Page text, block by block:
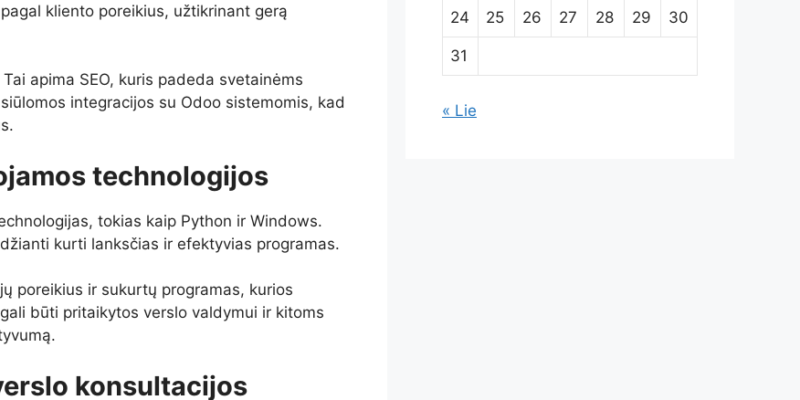
kliento poreikius, užtikrinant gerą
apima SEO, kuris padeda svetainėms
integracijos su Odoo sistemomis, kad
technologijos
tokias kaip Python ir Windows.
kurti lanksčias ir efektyvias programas.
poreikius ir sukurtų programas, kurios
būti pritaikytos verslo valdymui ir kitoms
konsultacijos
24 25 26 27 28 29 30
31
« Lie